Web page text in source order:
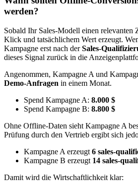
werden?
Sobald Ihr Sales-Modell einen relevanten
Klick und tatsächlichem Wert erzeugt.
Kampagne erst nach derSales-
dieses Signal zurück in die
Angenommen, Kampagne A und
Demo-Anfragen in einem Monat.
Spend Kampagne A: 8.000 $
Spend Kampagne B: 8.800 $
Ohne Offline-Daten sieht Kampagne A
Prüfung durch den Vertrieb ergibt sich
Kampagne A erzeugt 6 sales-
Kampagne B erzeugt 14 sales-
Damit wird die Wirtschaftlichkeit klar: